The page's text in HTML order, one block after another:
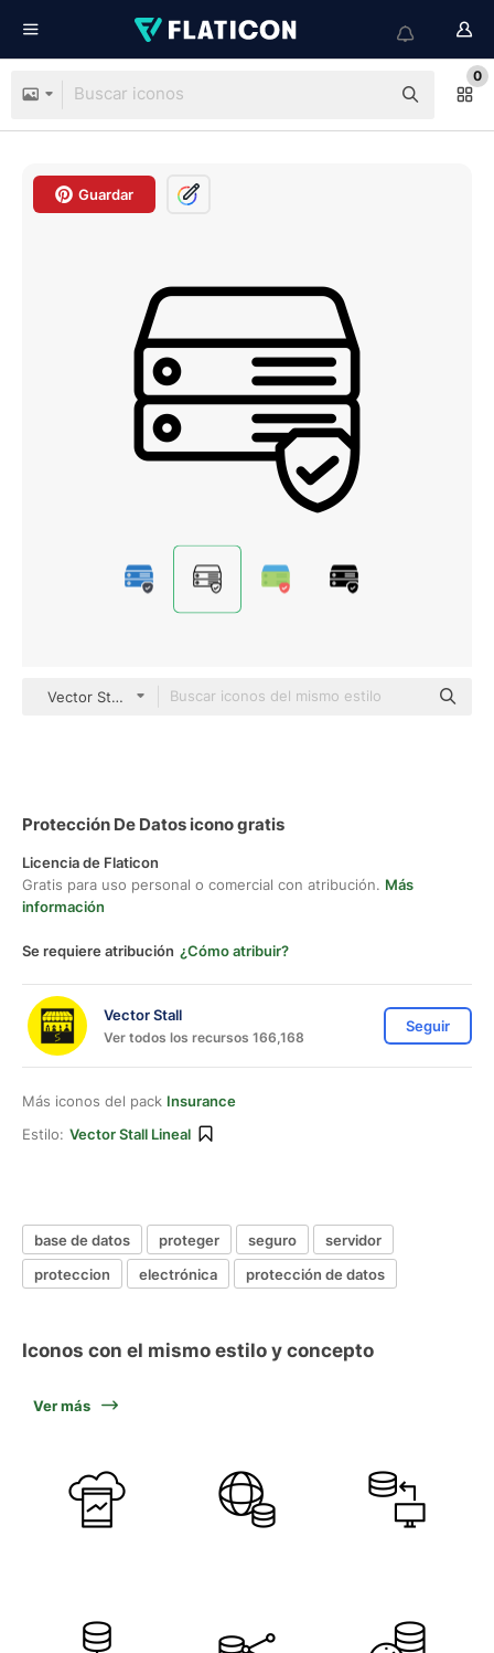
0
Guardar
Vector Stall Lineal
Protección De Datos icono gratis
Licencia de Flaticon
Gratis para uso personal o comercial con atribución. Más
información
Se requiere atribución ¿Cómo atribuir?
Vector Stall
Ver todos los recursos 166,168
Seguir
Más iconos del pack Insurance
Estilo: Vector Stall Lineal
base de datos proteger seguro
servidor
proteccion
electrónica protección de datos
Iconos con el mismo estilo y concepto
Ver más